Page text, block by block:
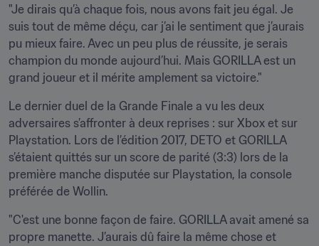
"Je dirais qu’à chaque fois, nous avons fait jeu égal. Je
suis tout de même déçu, car j’ai le sentiment que j’aurais
pu mieux faire. Avec un peu plus de réussite, je serais
champion du monde aujourd’hui. Mais GORILLA est un
grand joueur et il mérite amplement sa victoire."
Le dernier duel de la Grande Finale a vu les deux
adversaires s’affronter à deux reprises : sur Xbox et sur
Playstation. Lors de l’édition 2017, DETO et GORILLA
s’étaient quittés sur un score de parité (3:3) lors de la
première manche disputée sur Playstation, la console
préférée de Wollin.
"C'est une bonne façon de faire. GORILLA avait amené sa
propre manette. J’aurais dû faire la même chose et